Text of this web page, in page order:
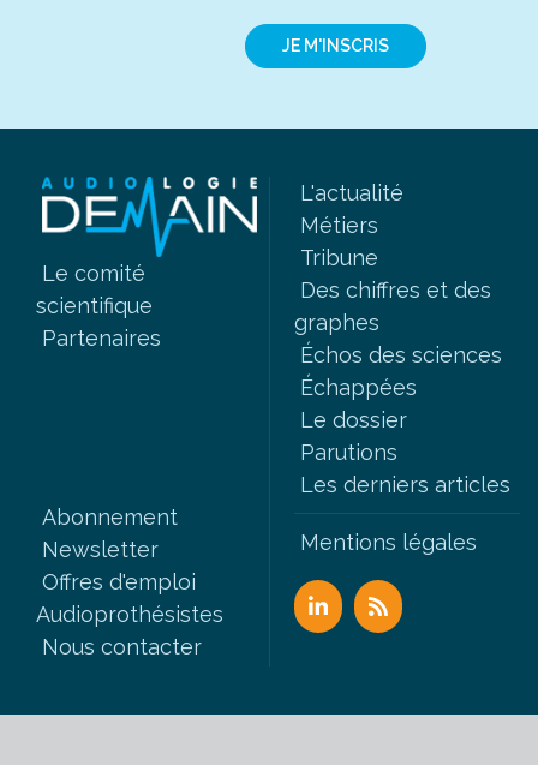
JE M'INSCRIS
Le comité
scientifique
Partenaires
L'actualité
Métiers
Tribune
Des chiffres et des
graphes
Échos des sciences
Échappées
Le dossier
Parutions
Les derniers articles
Abonnement
Newsletter
Offres d'emploi
Audioprothésistes
Nous contacter
Mentions légales